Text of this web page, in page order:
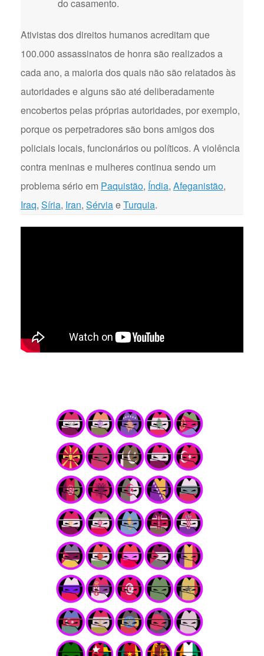
do casamento.
Ativistas dos direitos humanos acreditam que
100.000 assassinatos de honra são realizados a
cada ano, a maioria dos quais não são relatados às
autoridades e alguns são até deliberadamente
encobertos pelas próprias autoridades, por exemplo,
porque os perpetradores são bons amigos dos
policiais locais, funcionários ou políticos. A violência
contra meninas e mulheres continua sendo um
problema sério em Paquistão, Índia, Afeganistão,
Iraq, Síria, Iran, SérviaeTurquia.